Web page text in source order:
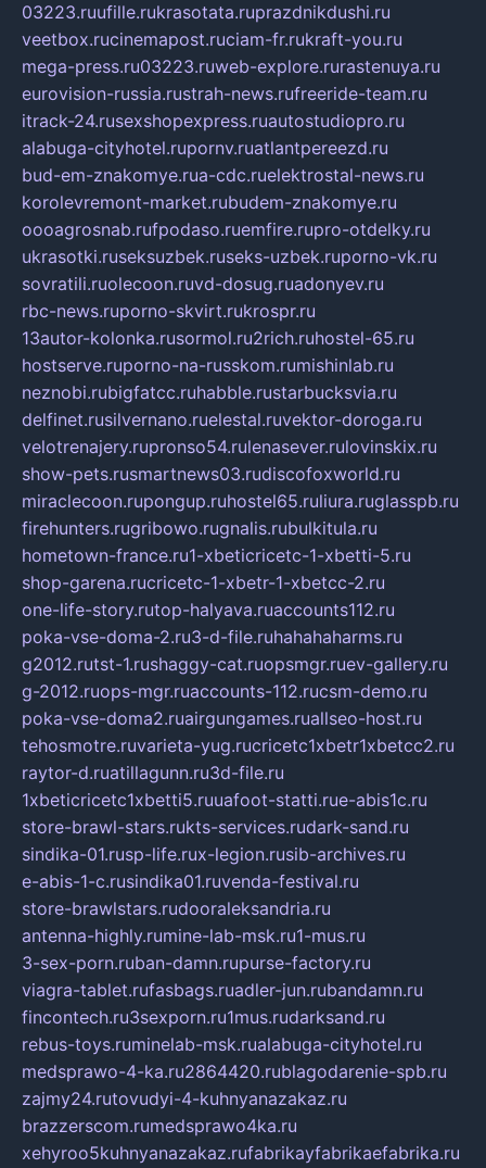
03223.ruufille.rukrasotata.ruprazdnikdushi.ru
veetbox.rucinemapost.ruciam-fr.rukraft-you.ru
mega-press.ru03223.ruweb-explore.rurastenuya.ru
eurovision-russia.rustrah-news.rufreeride-team.ru
itrack-24.rusexshopexpress.ruautostudiopro.ru
alabuga-cityhotel.rupornv.ruatlantpereezd.ru
bud-em-znakomye.rua-cdc.ruelektrostal-news.ru
korolevremont-market.rubudem-znakomye.ru
oooagrosnab.rufpodaso.ruemfire.rupro-otdelky.ru
ukrasotki.ruseksuzbek.ruseks-uzbek.ruporno-vk.ru
sovratili.ruolecoon.ruvd-dosug.ruadonyev.ru
rbc-news.ruporno-skvirt.rukrospr.ru
13autor-kolonka.rusormol.ru2rich.ruhostel-65.ru
hostserve.ruporno-na-russkom.rumishinlab.ru
neznobi.rubigfatcc.ruhabble.rustarbucksvia.ru
delfinet.rusilvernano.ruelestal.ruvektor-doroga.ru
velotrenajery.rupronso54.rulenasever.rulovinskix.ru
show-pets.rusmartnews03.rudiscofoxworld.ru
miraclecoon.rupongup.ruhostel65.ruliura.ruglasspb.ru
firehunters.rugribowo.rugnalis.rubulkitula.ru
hometown-france.ru1-xbeticricetc-1-xbetti-5.ru
shop-garena.rucricetc-1-xbetr-1-xbetcc-2.ru
one-life-story.rutop-halyava.ruaccounts112.ru
poka-vse-doma-2.ru3-d-file.ruhahahaharms.ru
g2012.rutst-1.rushaggy-cat.ruopsmgr.ruev-gallery.ru
g-2012.ruops-mgr.ruaccounts-112.rucsm-demo.ru
poka-vse-doma2.ruairgungames.ruallseo-host.ru
tehosmotre.ruvarieta-yug.rucricetc1xbetr1xbetcc2.ru
raytor-d.ruatillagunn.ru3d-file.ru
1xbeticricetc1xbetti5.ruuafoot-statti.rue-abis1c.ru
store-brawl-stars.rukts-services.rudark-sand.ru
sindika-01.rusp-life.rux-legion.rusib-archives.ru
e-abis-1-c.rusindika01.ruvenda-festival.ru
store-brawlstars.rudooraleksandria.ru
antenna-highly.rumine-lab-msk.ru1-mus.ru
3-sex-porn.ruban-damn.rupurse-factory.ru
viagra-tablet.rufasbags.ruadler-jun.rubandamn.ru
fincontech.ru3sexporn.ru1mus.rudarksand.ru
rebus-toys.ruminelab-msk.rualabuga-cityhotel.ru
medsprawo-4-ka.ru2864420.rublagodarenie-spb.ru
zajmy24.rutovudyi-4-kuhnyanazakaz.ru
brazzerscom.rumedsprawo4ka.ru
xehyroo5kuhnyanazakaz.rufabrikayfabrikaefabrika.ru